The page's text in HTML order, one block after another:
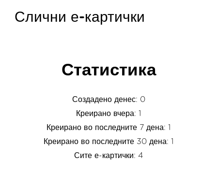
Слични е-картички
Статистика
Создадено денес: 0
Креирано вчера: 1
Креирано во последните 7 дена: 1
Креирано во последните 30 дена: 1
Сите е-картички: 4